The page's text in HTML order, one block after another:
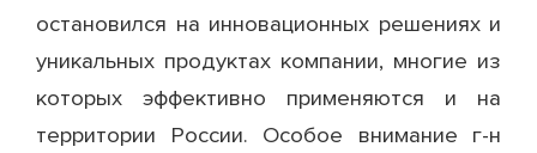
остановился на инновационных решениях и
уникальных продуктах компании, многие из
которых эффективно применяются и на
территории России. Особое внимание г-н